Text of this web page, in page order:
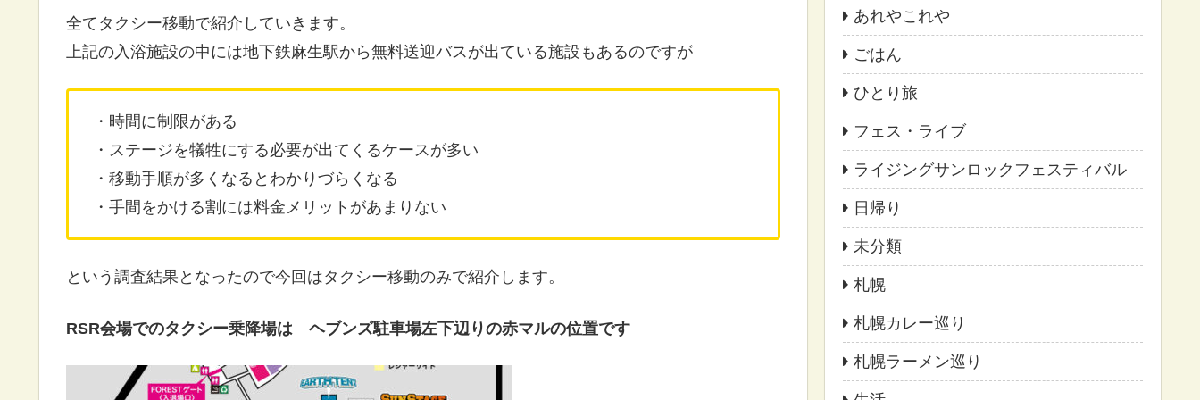
全てタクシー移動で紹介していきます。
上記の入浴施設の中には地下鉄麻生駅から無料送迎バスが出ている施設もあるのですが
・時間に制限がある
・ステージを犠牲にする必要が出てくるケースが多い
・移動手順が多くなるとわかりづらくなる
・手間をかける割には料金メリットがあまりない
という調査結果となったので今回はタクシー移動のみで紹介します。
RSR会場でのタクシー乗降場は ヘブンズ駐車場左下辺りの赤マルの位置です
あれやこれや
ごはん
ひとり旅
フェス・ライブ
ライジングサンロックフェスティバル
日帰り
未分類
札幌
札幌カレー巡り
札幌ラーメン巡り